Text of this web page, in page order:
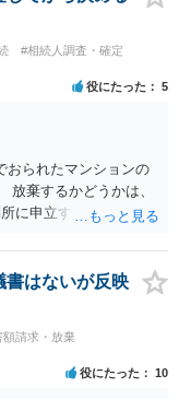
#相続人調査・確定
役にたった 5
おられたマンションの
放棄するかどうかは、
に申立すれば3カ月の
やサラ金が数年も放置
見される可能性はほぼ
していた案件で、期間
など相当な財産が見
。
書はないが反映
請求・放棄
役にたった 10